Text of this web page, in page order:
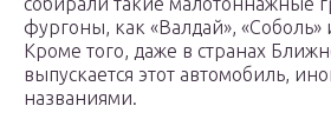
фургоны, как «Валдай», «Соболь»
Кроме того, даже в странах
выпускается этот автомобиль,
названиями.